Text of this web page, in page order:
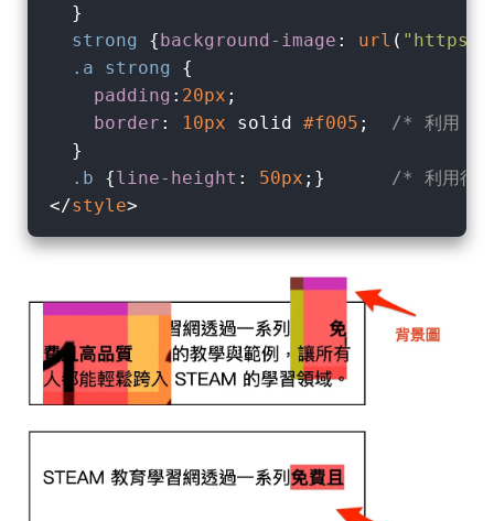
  }
strong
{background-image : url ( "https://
.a
strong
{
padding : 20px ;
border : 10px solid #f005 ;
/* 利用
  }
.b {line-height : 50px ;}
/* 利用行
</style>